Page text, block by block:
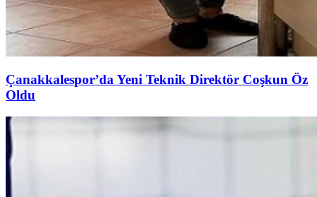
Çanakkalespor’da Yeni Teknik Direktör Coşkun Öz
Oldu